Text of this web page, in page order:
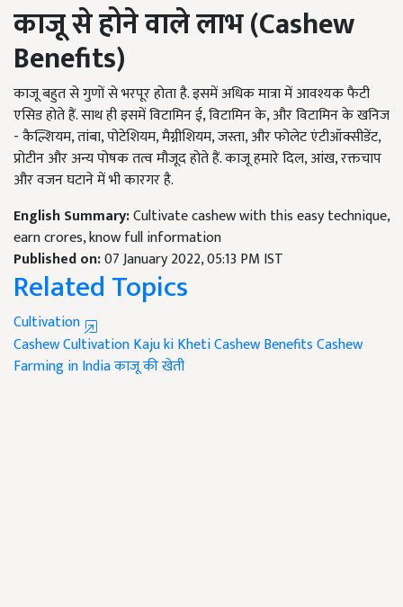
काजू से होने वाले लाभ (Cashew
Benefits)
काजू बहुत से गुणों से भरपूर होता है. इसमें अधिक मात्रा में आवश्यक फैटी
एसिड होते हैं. साथ ही इसमें विटामिन ई, विटामिन के, और विटामिन के खनिज
- कैल्शियम, तांबा, पोटेशियम, मैग्नीशियम, जस्ता, और फोलेट एंटीऑक्सीडेंट,
प्रोटीन और अन्य पोषक तत्व मौजूद होते हैं. काजू हमारे दिल, आंख, रक्तचाप
और वजन घटाने में भी कारगर है.
English Summary:Cultivate cashew with this easy technique,
earn crores, know full information
Published on:07 January 2022, 05:13 PM IST
Related Topics
Cultivation
Cashew CultivationKaju ki KhetiCashew BenefitsCashew
Farming in Indiaकाजू की खेती